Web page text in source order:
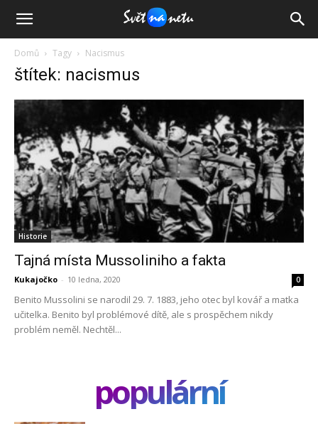
Domů Tagy Nacismus
štítek: nacismus
Historie
Tajná místa Mussoliniho a fakta
Kukajočko - 10 ledna, 2020 0
Benito Mussolini se narodil 29. 7. 1883, jeho otec byl kovář a matka
učitelka. Benito byl problémové dítě, ale s prospěchem nikdy
problém neměl. Nechtěl...
populární